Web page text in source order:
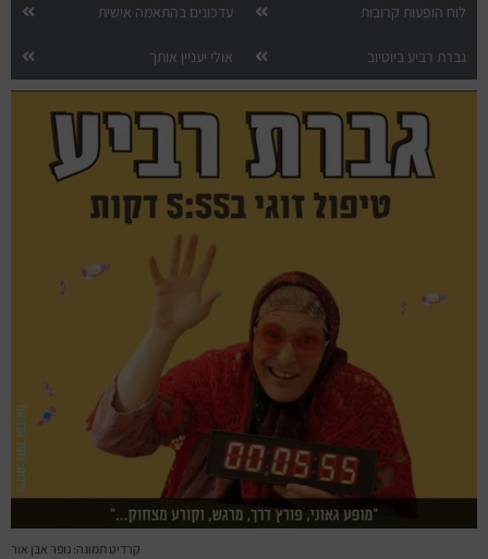
הצגות ילדים
הופעות חיות
הצגות תיאטרון
מחזות זמר
קונצרטים
חופשה והופעה
לוח הופעות קרובות עדכונים בהתאמה אישית
גברת רביע ביוטיוב אולי יעניין אותך
קרדיט תמונה: נופר אבן אור